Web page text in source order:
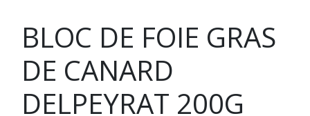
BLOC DE FOIE GRAS
DE CANARD
DELPEYRAT 200G